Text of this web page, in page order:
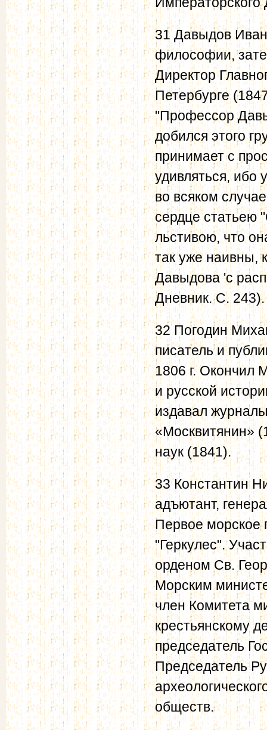
31 Давыдов
философии,
Директор
Петербурге
"Профессор
добился этого
принимает с
удивляться, ибо
во всяком
сердце статьею
льстивою, что
так уже наивны,
Давыдова 'с
Дневник. С. 243).
32 Погодин
писатель и
1806 г. Окончил
и русской
издавал
«Москвитянин»
наук (1841).
33 Константин
адъютант,
Первое морское
"Геркулес".
орденом Св.
Морским
член Комитета
крестьянскому
председатель
Председатель
обществ.